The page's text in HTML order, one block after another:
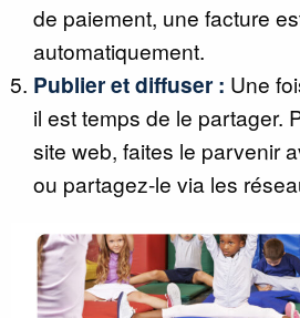
de paiement, une facture
automatiquement.
Publier et diffuser : Une
il est temps de le partager.
site web, faites le parvenir
ou partagez-le via les